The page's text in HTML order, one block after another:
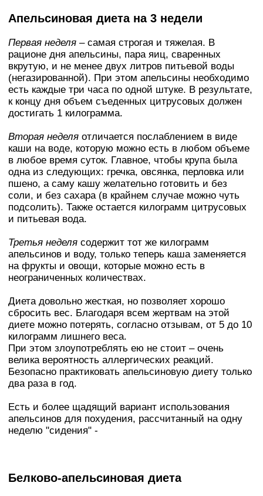
Апельсиновая диета на 3 недели
Первая неделя – самая строгая и тяжелая. В
рационе дня апельсины, пара яиц, сваренных
вкрутую, и не менее двух литров питьевой воды
(негазированной). При этом апельсины необходимо
есть каждые три часа по одной штуке. В результате,
к концу дня объем съеденных цитрусовых должен
достигать 1 килограмма.
Вторая неделя отличается послаблением в виде
каши на воде, которую можно есть в любом объеме
в любое время суток. Главное, чтобы крупа была
одна из следующих: гречка, овсянка, перловка или
пшено, а саму кашу желательно готовить и без
соли, и без сахара (в крайнем случае можно чуть
подсолить). Также остается килограмм цитрусовых
и питьевая вода.
Третья неделя содержит тот же килограмм
апельсинов и воду, только теперь каша заменяется
на фрукты и овощи, которые можно есть в
неограниченных количествах.
Диета довольно жесткая, но позволяет хорошо
сбросить вес. Благодаря всем жертвам на этой
диете можно потерять, согласно отзывам, от 5 до 10
килограмм лишнего веса.
При этом злоупотреблять ею не стоит – очень
велика вероятность аллергических реакций.
Безопасно практиковать апельсиновую диету только
два раза в год.
Есть и более щадящий вариант использования
апельсинов для похудения, рассчитанный на одну
неделю "сидения" -
Белково-апельсиновая диета